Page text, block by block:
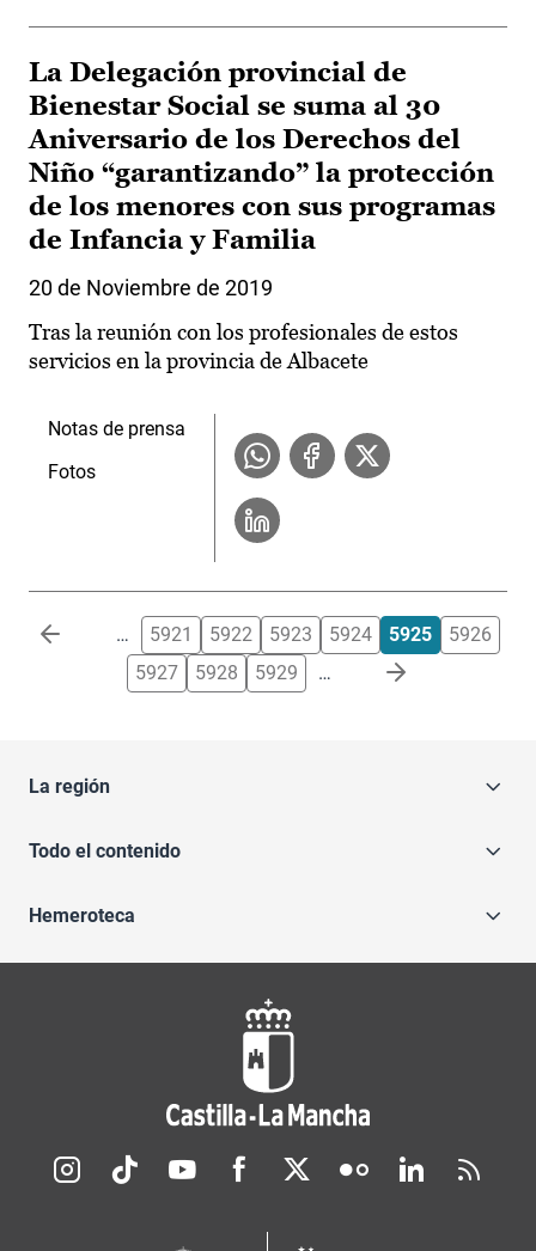
La Delegación provincial de
Bienestar Social se suma al 30
Aniversario de los Derechos del
Niño “garantizando” la protección
de los menores con sus programas
de Infancia y Familia
20 de Noviembre de 2019
Tras la reunión con los profesionales de estos
servicios en la provincia de Albacete
Notas de prensa
Fotos
Paginación … 5921 5922 5923 5924 5925
5926
5927
5928 5929 …
La región
Todo el contenido
Hemeroteca
Redes sociales JCCM